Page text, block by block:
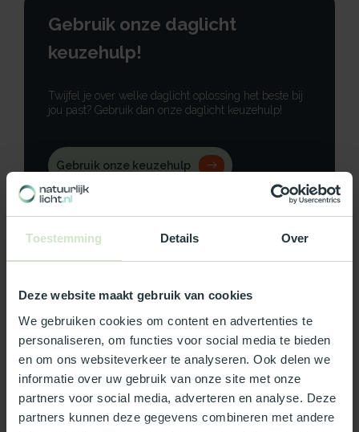
Toestemming Details Over
Deze website maakt gebruik van cookies
We gebruiken cookies om content en advertenties te
personaliseren, om functies voor social media te bieden
en om ons websiteverkeer te analyseren. Ook delen we
informatie over uw gebruik van onze site met onze
partners voor social media, adverteren en analyse. Deze
partners kunnen deze gegevens combineren met andere
Gebruik onze daglicht
keuzehulp!
Twijfel je over welke daglicht oplossing het beste bij
jou past? Gebruik dan onze daglicht keuzehulp!
Gebruik onze keuzehulp
Productomschrijving
Specificaties
Reviews